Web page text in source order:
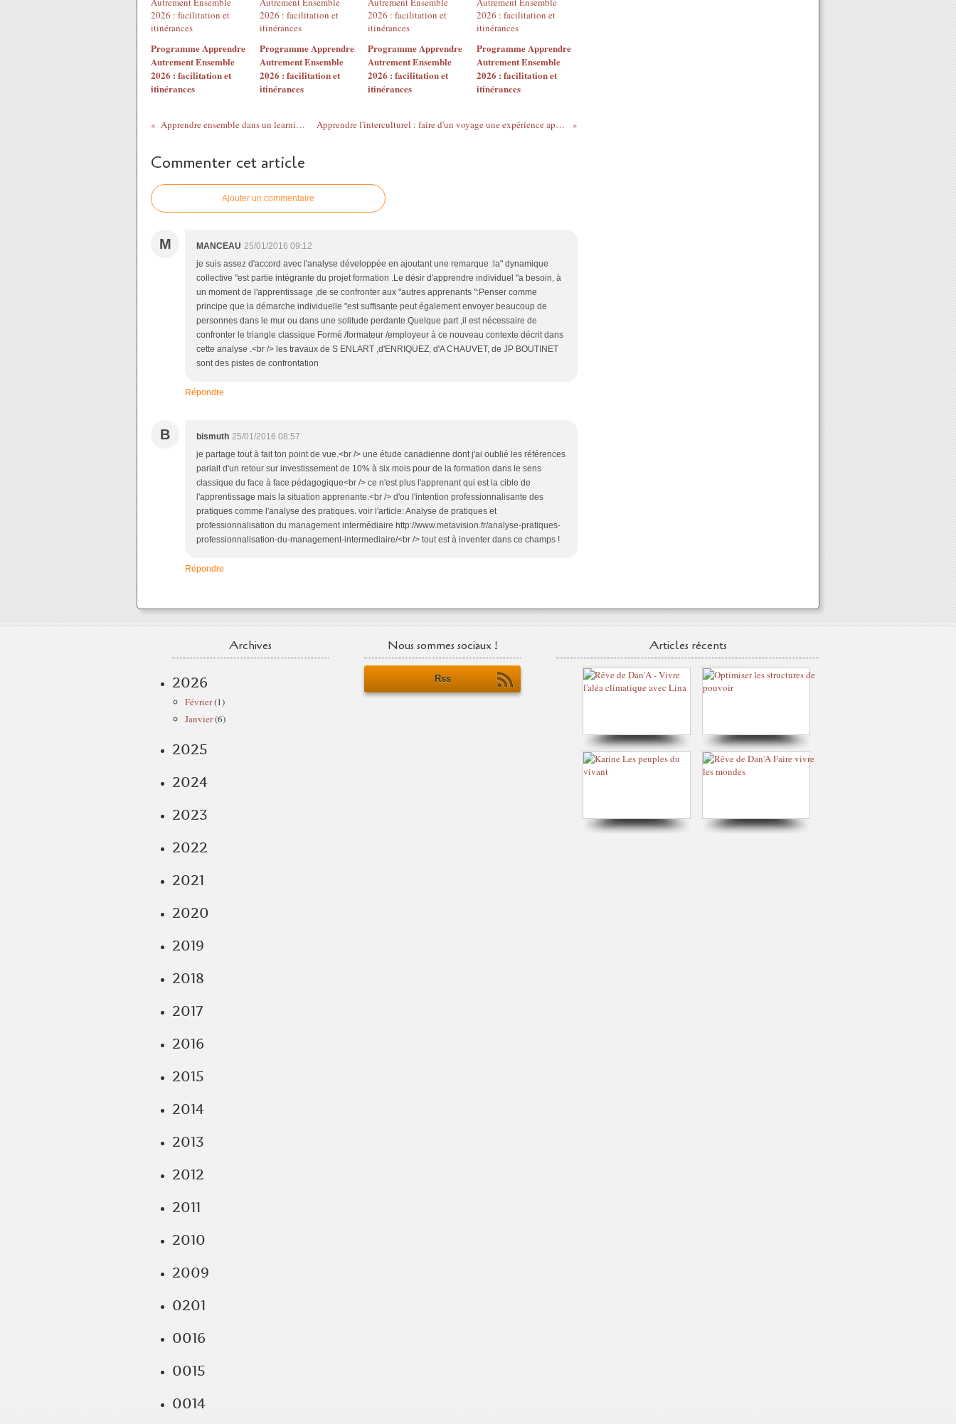
Programme Apprendre
Autrement Ensemble
2026 : facilitation et
itinérances
Programme Apprendre
Autrement Ensemble
2026 : facilitation et
itinérances
Programme Apprendre
Autrement Ensemble
2026 : facilitation et
itinérances
Programme Apprendre
Autrement Ensemble
2026 : facilitation et
itinérances
Apprendre ensemble dans un learning lab Apprendre l'interculturel : faire d'un voyage une expérience apprenante
Commenter cet article
Ajouter un commentaire
M MANCEAU 25/01/2016 09:12
je suis assez d'accord avec l'analyse développée en ajoutant une remarque :la" dynamique
collective "est partie intégrante du projet formation .Le désir d'apprendre individuel "a besoin, à
un moment de l'apprentissage ,de se confronter aux "autres apprenants ":Penser comme
principe que la démarche individuelle "est suffisante peut également envoyer beaucoup de
personnes dans le mur ou dans une solitude perdante.Quelque part ,il est nécessaire de
confronter le triangle classique Formé /formateur /employeur à ce nouveau contexte décrit dans
cette analyse .<br /> les travaux de S ENLART ,d'ENRIQUEZ, d'A CHAUVET, de JP BOUTINET
sont des pistes de confrontation
Répondre
B bismuth 25/01/2016 08:57
je partage tout à fait ton point de vue.<br /> une étude canadienne dont j'ai oublié les références
parlait d'un retour sur investissement de 10% à six mois pour de la formation dans le sens
classique du face à face pédagogique<br /> ce n'est plus l'apprenant qui est la cible de
l'apprentissage mais la situation apprenante.<br /> d'ou l'intention professionnalisante des
pratiques comme l'analyse des pratiques. voir l'article: Analyse de pratiques et
professionnalisation du management intermédiaire http://www.metavision.fr/analyse-pratiques-
professionnalisation-du-management-intermediaire/<br /> tout est à inventer dans ce champs !
Répondre
Archives
2026
Février(1)
Janvier(6)
2025
2024
2023
2022
2021
2020
2019
2018
2017
2016
2015
2014
2013
2012
2011
2010
2009
0201
0016
0015
0014
Nous sommes sociaux !
Rss
Articles récents